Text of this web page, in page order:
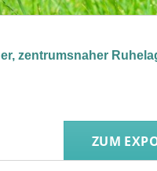
zentrumsnaher
ZUM